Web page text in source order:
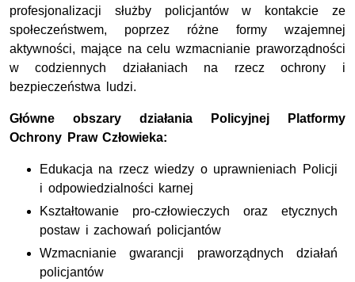
profesjonalizacji służby policjantów w kontakcie ze
społeczeństwem, poprzez różne formy wzajemnej
aktywności, mające na celu wzmacnianie praworządności
w codziennych działaniach na rzecz ochrony i
bezpieczeństwa ludzi.
Główne obszary działania Policyjnej Platformy
Ochrony Praw Człowieka:
Edukacja na rzecz wiedzy o uprawnieniach Policji
i odpowiedzialności karnej
Kształtowanie pro-człowieczych oraz etycznych
postaw i zachowań policjantów
Wzmacnianie gwarancji praworządnych działań
policjantów